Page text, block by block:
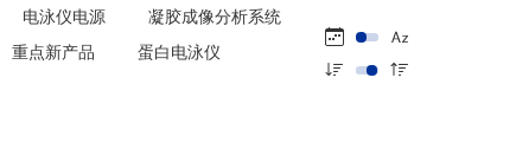
电泳仪电源
凝胶成像分析系统
重点新产品
蛋白电泳仪